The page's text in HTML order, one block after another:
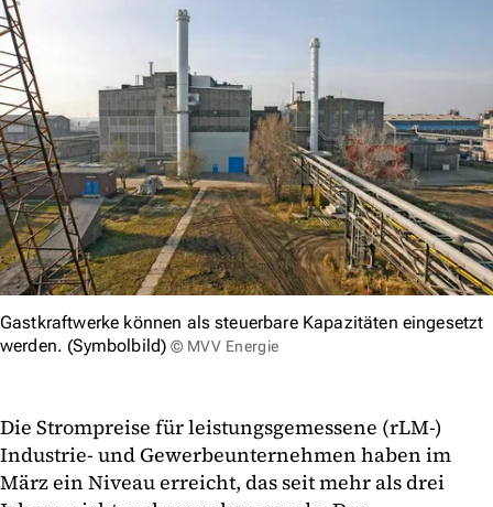
Gastkraftwerke können als steuerbare Kapazitäten eingesetzt
werden. (Symbolbild) © MVV Energie
Die Strompreise für leistungsgemessene (rLM-)
Industrie- und Gewerbeunternehmen haben im
März ein Niveau erreicht, das seit mehr als drei